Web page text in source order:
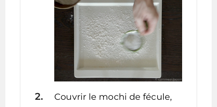
Couvrir le mochi de fécule,